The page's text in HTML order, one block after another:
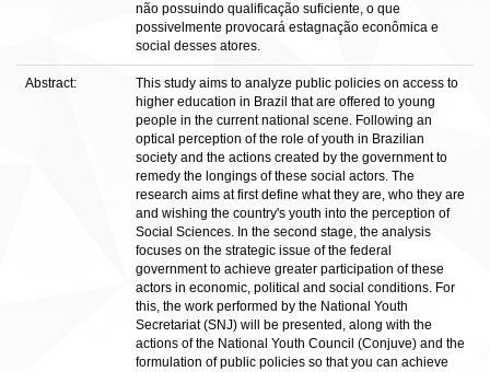
não possuindo qualificação suficiente, o que
possivelmente provocará estagnação econômica e
social desses atores.
Abstract:
This study aims to analyze public policies on access to
higher education in Brazil that are offered to young
people in the current national scene. Following an
optical perception of the role of youth in Brazilian
society and the actions created by the government to
remedy the longings of these social actors. The
research aims at first define what they are, who they are
and wishing the country's youth into the perception of
Social Sciences. In the second stage, the analysis
focuses on the strategic issue of the federal
government to achieve greater participation of these
actors in economic, political and social conditions. For
this, the work performed by the National Youth
Secretariat (SNJ) will be presented, along with the
actions of the National Youth Council (Conjuve) and the
formulation of public policies so that you can achieve